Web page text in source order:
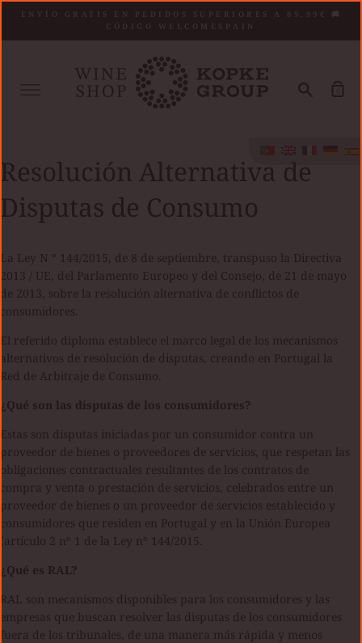
contenido
ENVÍO GRATIS EN PEDIDOS SUPERIORES A 89,99€ 🚚
CÓDIGO WELCOMESPAIN
Procurar
Resolución Alternativa de
Disputas de Consumo
La Ley N ° 144/2015, de 8 de septiembre, transpuso la Directiva
2013 / UE, del Parlamento Europeo y del Consejo, de 21 de mayo
de 2013, sobre la resolución alternativa de conflictos de
consumidores.
El referido diploma establece el marco legal de los mecanismos
alternativos de resolución de disputas, creando en Portugal la
Red de Arbitraje de Consumo.
¿Qué son las disputas de los consumidores?
Estas son disputas iniciadas por un consumidor contra un
proveedor de bienes o proveedores de servicios, que respetan las
obligaciones contractuales resultantes de los contratos de
compra y venta o prestación de servicios, celebrados entre un
proveedor de bienes o un proveedor de servicios establecido y
consumidores que residen en Portugal y en la Unión Europea
(artículo 2 nº 1 de la Ley nº 144/2015.
¿Qué es RAL?
RAL son mecanismos disponibles para los consumidores y las
empresas que buscan resolver las disputas de los consumidores
fuera de los tribunales, de una manera más rápida y menos